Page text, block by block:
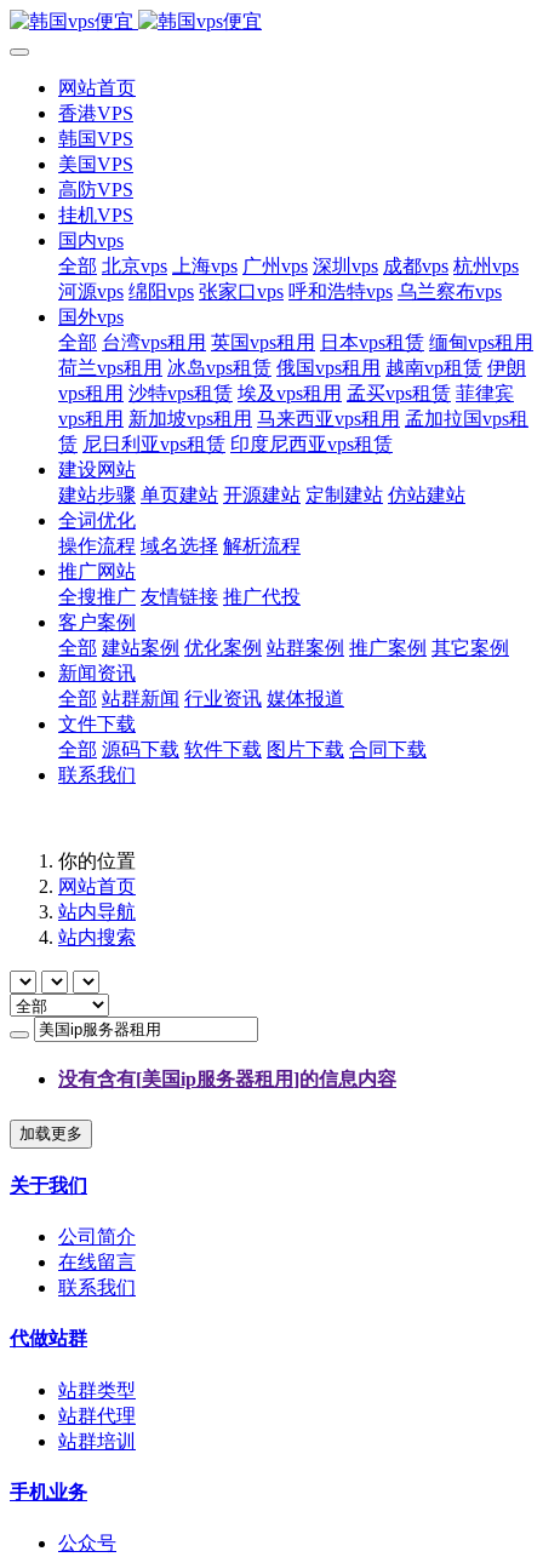
网站首页
香港VPS
韩国VPS
美国VPS
高防VPS
挂机VPS
国内vps
全部 北京vps 上海vps 广州vps 深圳vps 成都vps 杭州vps
河源vps 绵阳vps 张家口vps 呼和浩特vps 乌兰察布vps
国外vps
全部 台湾vps租用 英国vps租用 日本vps租赁 缅甸vps租用
荷兰vps租用 冰岛vps租赁 俄国vps租用 越南vp租赁 伊朗
vps租用 沙特vps租赁 埃及vps租用 孟买vps租赁 菲律宾
vps租用 新加坡vps租用 马来西亚vps租用 孟加拉国vps租
赁 尼日利亚vps租赁 印度尼西亚vps租赁
建设网站
建站步骤 单页建站 开源建站 定制建站 仿站建站
全词优化
操作流程 域名选择 解析流程
推广网站
全搜推广 友情链接 推广代投
客户案例
全部 建站案例 优化案例 站群案例 推广案例 其它案例
新闻资讯
全部 站群新闻 行业资讯 媒体报道
文件下载
全部 源码下载 软件下载 图片下载 合同下载
联系我们
你的位置
网站首页
站内导航
站内搜索
没有含有[美国ip服务器租用]的信息内容
加载更多
关于我们
公司简介
在线留言
联系我们
代做站群
站群类型
站群代理
站群培训
手机业务
公众号